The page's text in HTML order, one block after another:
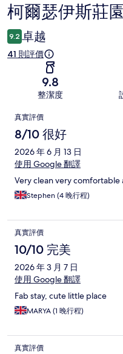
評
價
柯爾瑟伊斯莊
9.2 卓越
41 則評價
9.8
整潔度
評
價
真實評價
8/10 很好
2026 年 6 月 13 日
使用 Google 翻譯
Very clean very
Stephen (4 晚行程)
真實評價
10/10 完美
2026 年 3 月 7 日
使用 Google 翻譯
Fab stay, cute little place
MARYA (1 晚行程)
真實評價